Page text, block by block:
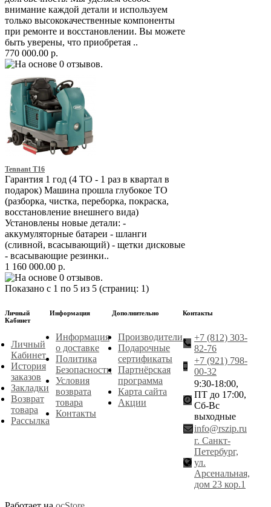
внимание каждой детали и используем
только высококачественные компоненты
при ремонте и восстановлении. Вы можете
быть уверены, что приобретая ..
770 000.00 р.
Tennant T16
Гарантия 1 год (4 ТО - 1 раз в квартал в
подарок) Машина прошла глубокое ТО
(разборка, чистка, переборка, покраска,
восстановление внешнего вида)
Установлены новые детали: -
аккумуляторные батареи - шланги
(сливной, всасывающий) - щетки дисковые
- всасывающие резинки..
1 160 000.00 р.
Показано с 1 по 5 из 5 (страниц: 1)
Личный
Кабинет
Личный
Кабинет
История
заказов
Закладки
Возврат
товара
Рассылка
Информация
Информация
о доставке
Политика
Безопасности
Условия
возврата
товара
Контакты
Дополнительно
Производители
Подарочные
сертификаты
Партнёрская
программа
Карта сайта
Акции
Контакты
+7 (812) 303-
82-76
+7 (921) 798-
00-32
9:30-18:00,
ПТ до 17:00,
Сб-Вс
выходные
info@rszip.ru
г. Санкт-
Петербург,
ул.
Арсенальная,
дом 23 кор.1